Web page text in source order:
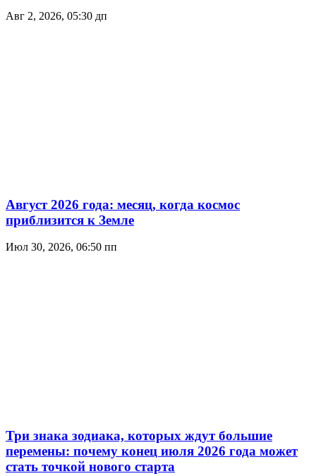
Авг 2, 2026, 05:30 дп
Август 2026 года: месяц, когда космос
приблизится к Земле
Июл 30, 2026, 06:50 пп
Три знака зодиака, которых ждут большие
перемены: почему конец июля 2026 года может
стать точкой нового старта